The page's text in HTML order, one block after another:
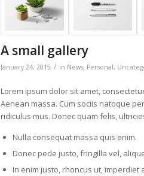
A small gallery
January 24, 2015 / in News, Personal,
Lorem ipsum dolor sit amet,
Aenean massa. Cum sociis natoque
ridiculus mus. Donec quam felis,
Nulla consequat massa quis enim.
Donec pede justo, fringilla vel,
In enim justo, rhoncus ut, imperdiet